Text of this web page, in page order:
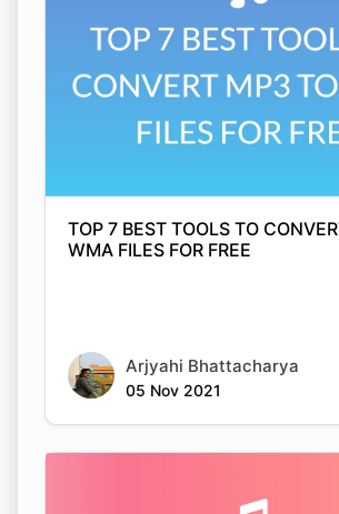
TOP 7 BEST TOOLS TO
WMA FILES FOR FREE
Arjyahi Bhattacharya
05 Nov 2021